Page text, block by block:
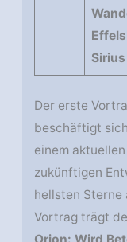
Der erste
beschäftigt
einem
zukünftigen
hellsten Sterne
Vortrag trägt